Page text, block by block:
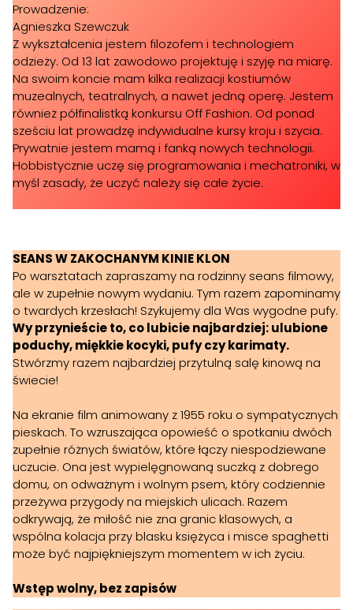
Prowadzenie:
Agnieszka Szewczuk
Z wykształcenia jestem filozofem i technologiem
odzieży. Od 13 lat zawodowo projektuję i szyję na miarę.
Na swoim koncie mam kilka realizacji kostiumów
muzealnych, teatralnych, a nawet jedną operę. Jestem
również półfinalistką konkursu Off Fashion. Od ponad
sześciu lat prowadzę indywidualne kursy kroju i szycia.
Prywatnie jestem mamą i fanką nowych technologii.
Hobbistycznie uczę się programowania i mechatroniki, w
myśl zasady, że uczyć należy się całe życie.
SEANS W ZAKOCHANYM KINIE KLON
​Po warsztatach zapraszamy na rodzinny seans filmowy,
ale w zupełnie nowym wydaniu. Tym razem zapominamy
o twardych krzesłach! ​Szykujemy dla Was wygodne pufy.
Wy przynieście to, co lubicie najbardziej: ulubione
poduchy, miękkie kocyki, pufy czy karimaty.
Stwórzmy razem najbardziej przytulną salę kinową na
świecie!
Na ekranie film animowany z 1955 roku o sympatycznych
pieskach. To wzruszająca opowieść o spotkaniu dwóch
zupełnie różnych światów, które łączy niespodziewane
uczucie. Ona jest wypielęgnowaną suczką z dobrego
domu, on odważnym i wolnym psem, który codziennie
przeżywa przygody na miejskich ulicach. Razem
odkrywają, że miłość nie zna granic klasowych, a
wspólna kolacja przy blasku księżyca i misce spaghetti
może być najpiękniejszym momentem w ich życiu.
Wstęp wolny, bez zapisów